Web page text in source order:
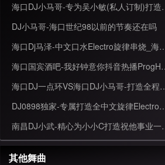
海口DJ小马哥-专为吴小
DJ小马哥-海口世纪98以前的节奏还在吗
海口Dj马泽-中文口水
海口国宾酒吧-
海口DJ一点环VS海口DJ小马哥-打
DJ0898独家-专属打造全中
南昌DJ小武-精
其他舞曲